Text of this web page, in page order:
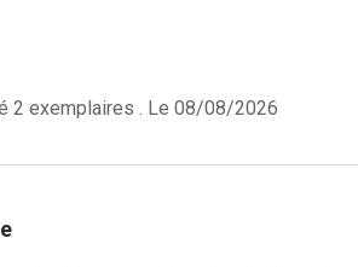
2 exemplaires . Le 08/08/2026